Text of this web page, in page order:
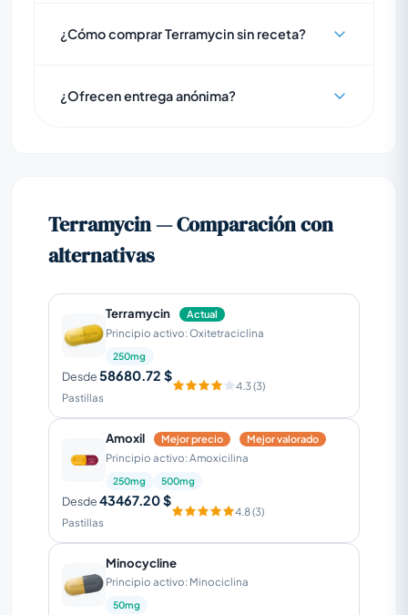
¿Cómo comprar Terramycin sin receta?
¿Ofrecen entrega anónima?
Terramycin — Comparación con
alternativas
Terramycin Actual
Principio activo: Oxitetraciclina
250mg
Desde58680.72 $
Pastillas
4.3 (3)
Amoxil Mejor precio Mejor valorado
Principio activo: Amoxicilina
250mg 500mg
Desde43467.20 $
Pastillas
4.8 (3)
Minocycline
Principio activo: Minociclina
50mg